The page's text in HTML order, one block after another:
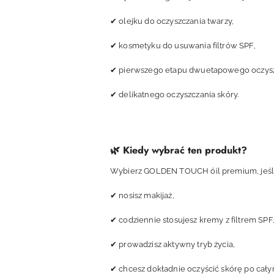
✔ olejku do oczyszczania twarzy,
✔ kosmetyku do usuwania filtrów SPF,
✔ pierwszego etapu dwuetapowego
✔ delikatnego oczyszczania skóry.
🌿 Kiedy wybrać ten produkt?
Wybierz GOLDEN TOUCH óil premium,
✔ nosisz makijaż,
✔ codziennie stosujesz kremy z filtrem SPF,
✔ prowadzisz aktywny tryb życia,
✔ chcesz dokładnie oczyścić skórę po